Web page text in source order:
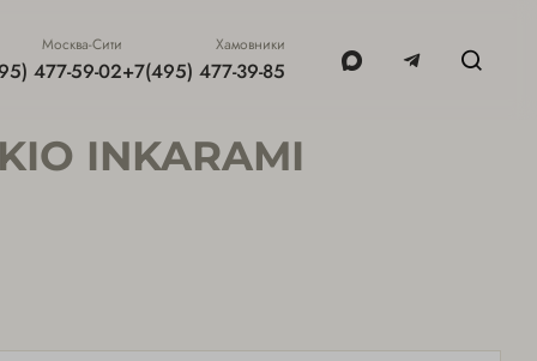
Москва-Сити
477-59-02
Хамовники
+7(495) 477-39-85
INKARAMI